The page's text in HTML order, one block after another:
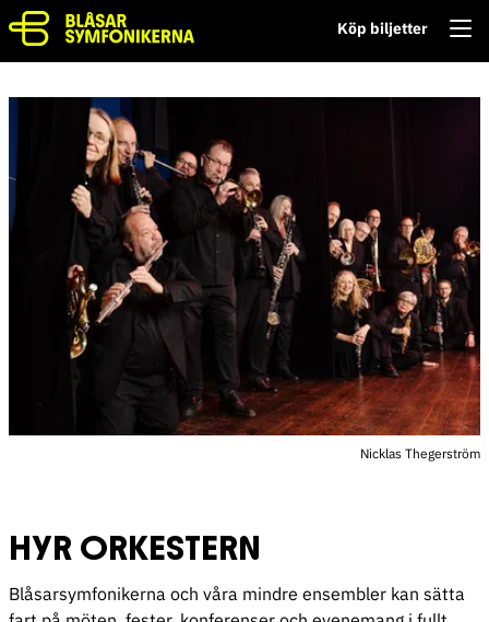
Köp biljetter
Nicklas Thegerström
HYR ORKESTERN
Blåsarsymfonikerna och våra mindre ensembler kan sätta